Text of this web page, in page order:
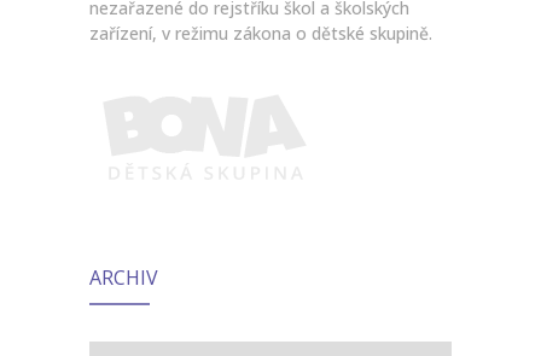
nezařazené do rejstříku škol a školských
zařízení, v režimu zákona o dětské skupině.
ARCHIV